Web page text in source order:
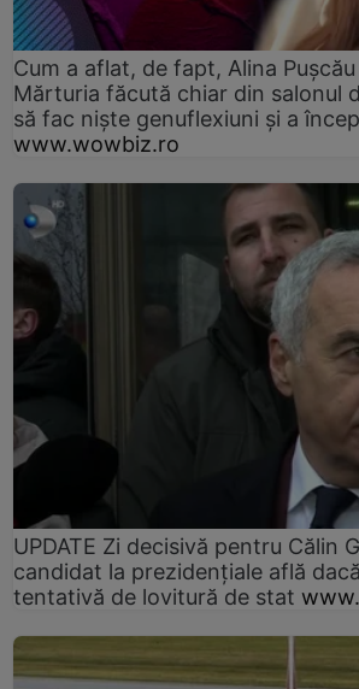
Cum a aflat, de fapt, Alina
Mărturia făcută chiar din salonul
să fac niște genuflexiuni și a
www.wowbiz.ro
UPDATE Zi decisivă pentru Călin
candidat la prezidențiale află
tentativă de lovitură de stat